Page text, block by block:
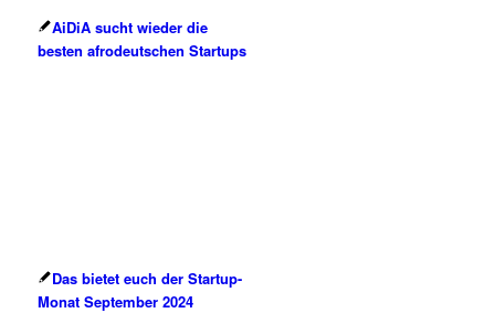
AiDiA sucht wieder die
besten afrodeutschen Startups
Das bietet euch der Startup-
Monat September 2024